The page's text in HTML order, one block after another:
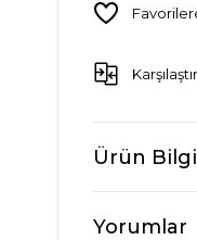
Karşılaştır
Ürün
Yorumlar